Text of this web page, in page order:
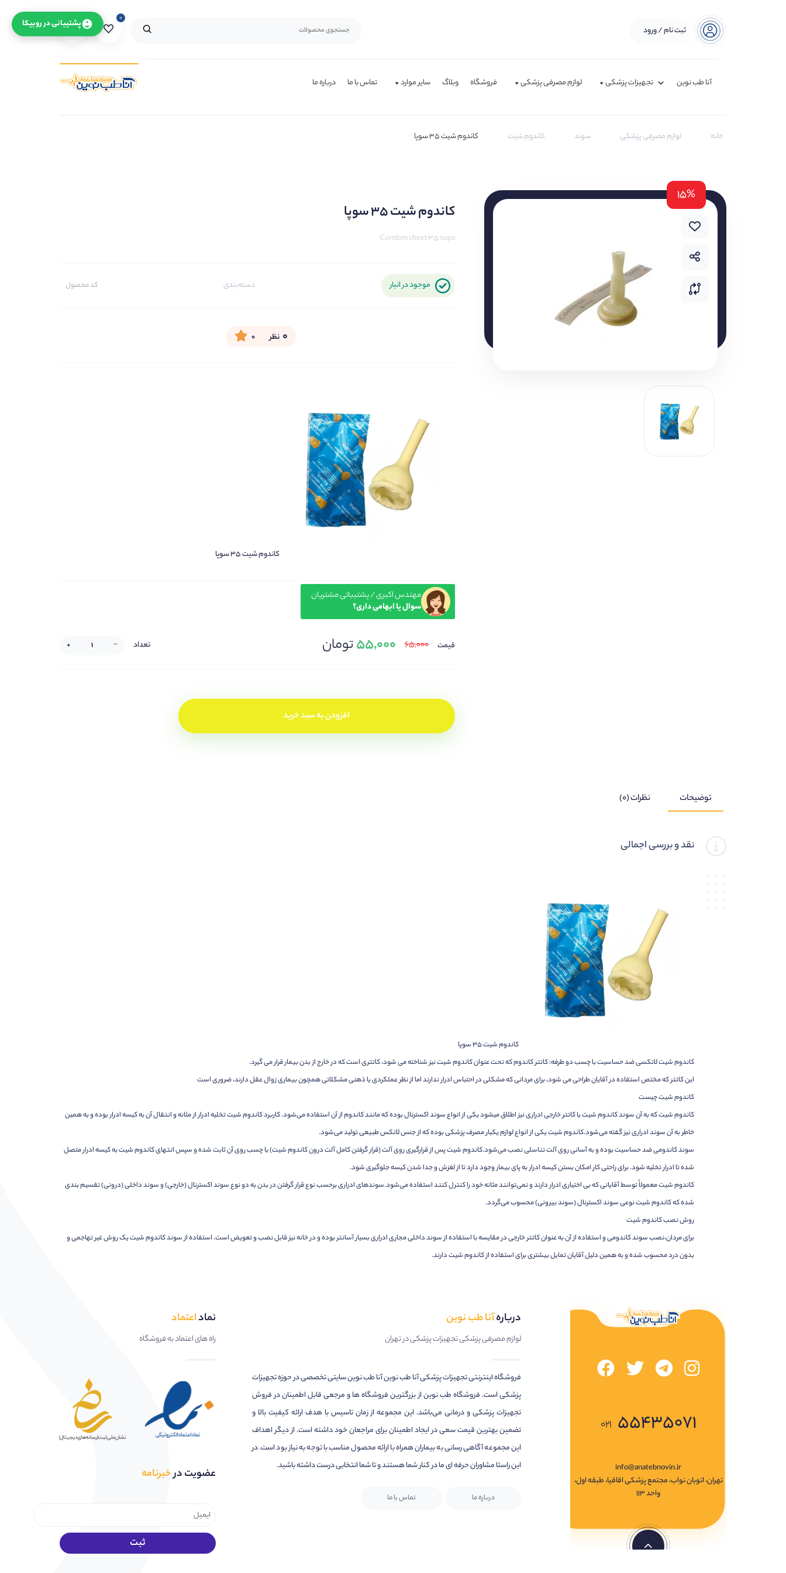
ثبت نام / ورود
۰ ۰
آنا طب نوین تجهیزات پزشکی لوازم مصرفی پزشکی فروشگاه وبلاگ سایر موارد تماس با ما درباره ما
خانه لوازم مصرفی پزشکی سوند کاندوم شیت کاندوم شیت ۳۵ سوپا
۱۵%
کاندوم شیت ۳۵ سوپا
Condom sheet 35 supa
موجود در انبار دسته‌بندی کد محصول
۰ نظر ۰
کاندوم شیت ۳۵ سوپا
مهندس اکبری / پشتیباتی مشتریان
سوال یا ابهامی داری؟
قیمت ۶۵,۰۰۰ ۵۵,۰۰۰تومان تعداد −
+
افزودن به سبد خرید
توضیحات نظرات (۰)
نقد و بررسی اجمالی
کاندوم شیت ۳۵ سوپا
کاندوم شیت لاتکسی ضد حساسیت با چسب دو طرفه: کاتتر کاندوم که تحت عنوان کاندوم شیت نیز شناخته می شود، کاتتری است که در خارج از بدن بیمار قرار می گیرد.
این کاتتر که مختص استفاده در آقایان طراحی می شود، برای مردانی که مشکلی در احتباس ادرار ندارند اما از نظر عملکردی یا ذهنی مشکلاتی همچون بیماری زوال عقل دارند، ضروری است
کاندوم شیت چیست
کاندوم شیت که به آن سوند کاندوم شیت یا کاتتر خارجی ادراری نیز اطلاق میشود یکی از انواع سوند اکسترنال بوده که مانند کاندوم از آن استفاده می‌شود. کاربرد کاندوم شیت تخلیه ادرار از مثانه و انتقال آن به کیسه ادرار بوده و به همین
خاطر به آن سوند ادراری نیز گفته می‌شود.کاندوم شیت یکی از انواع لوازم یکبار مصرف پزشکی بوده که از جنس لاتکس طبیعی تولید می‌شود.
سوند کاندومی ضد حساسیت بوده و به آسانی روی آلت تناسلی نصب می‌شود.کاندوم شیت پس از قرارگیری روی آلت (قرار گرفتن کامل آلت درون کاندوم شیت) با چسب روی آن ثابت شده و سپس انتهای کاندوم شیت به کیسه ادرار متصل
شده تا ادرار تخلیه شود. برای راحتی کار امکان بستن کیسه ادرار به پای بیمار وجود دارد تا از لغزش و جدا شدن کیسه جلوگیری شود.
کاندوم شیت معمولاً توسط آقایانی که بی اختیاری ادرار دارند و نمی‌توانند مثانه خود را کنترل کنند استفاده می‌شود.سوندهای ادراری برحسب نوع قرار گرفتن در بدن به دو نوع سوند اکسترنال (خارجی) و سوند داخلی (درونی) تقسیم بندی
شده که کاندوم شیت نوعی سوند اکسترنال (سوند بیرونی) محسوب می‌گردد.
روش نصب کاندوم شیت
برای مردان،نصب سوند کاندومی و استفاده از آن به عنوان کاتتر خارجی در مقایسه با استفاده از سوند داخلی مجاری ادراری بسیار آسانتر بوده و در خانه نیز قابل نصب و تعویض است. استفاده از سوند کاندوم شیت یک روش غیر تهاجمی و
بدون درد محسوب شده و به همین دلیل آقایان تمایل بیشتری برای استفاده از کاندوم شیت دارند.
۰۲۱ ۵۵۴۳۵۰۷۱
info@anatebnovin.ir
تهران، اتوبان نواب، مجتمع پزشکی اقاقیا، طبقه اول،
واحد ۱۱۳
دربارهآنا طب نوین
لوازم مصرفی پزشکی تجهیزات پزشکی در تهران
فروشگاه اینترنتی تجهیزات پزشکی آنا طب نوین آنا طب نوین سایتی تخصصی در حوزه تجهیزات
پزشکی است. فروشگاه طب نوین از بزرگترین فروشگاه ها و مرجعی قابل اطمینان در فروش
تجهیزات پزشکی و درمانی می‌باشد. این مجموعه از زمان تاسیس با هدف ارائه کیفیت بالا و
تضمین بهترین قیمت سعی در ایجاد اطمینان برای مراجعان خود داشته است. از دیگر اهداف
این مجموعه آگاهی رسانی به بیماران همراه با ارائه محصول مناسب با توجه به نیاز بود است. در
این راستا مشاوران حرفه ای ما در کنار شما هستند و تا شما انتخابی درست داشته باشید.
درباره ما تماس با ما
نماداعتماد
راه های اعتماد به فروشگاه
عضویت درخبرنامه
پشتیبانی در روبیکا